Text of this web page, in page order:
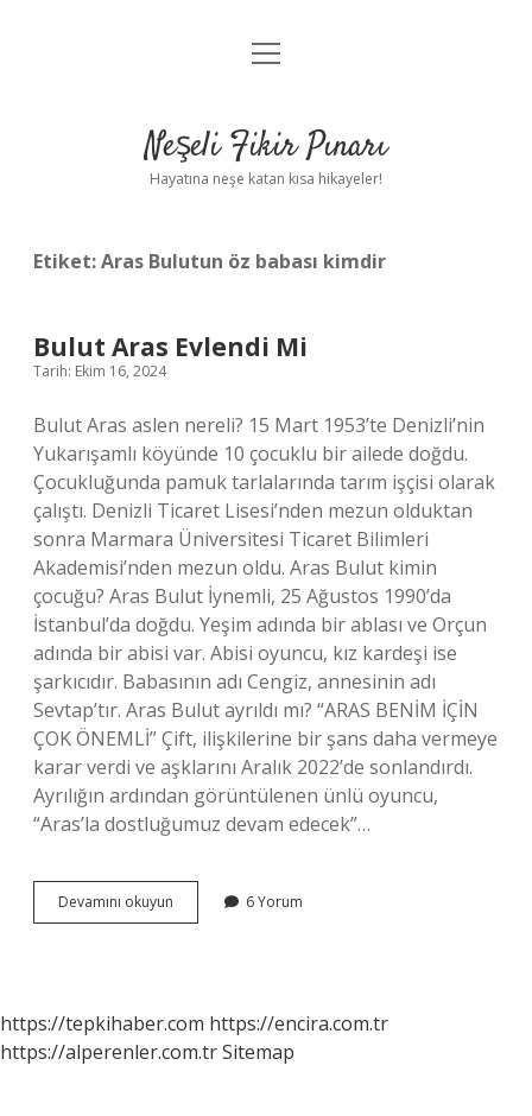
Anasayfa
Yasal Uyarı
menüyü
Neşeli Fikir Pınarı
Hayatına neşe katan kısa hikayeler!
Etiket:Aras Bulutun öz babası kimdir
Bulut Aras Evlendi Mi
Tarih: Ekim 16, 2024
Bulut Aras aslen nereli? 15 Mart 1953’te Denizli’nin
Yukarışamlı köyünde 10 çocuklu bir ailede doğdu.
Çocukluğunda pamuk tarlalarında tarım işçisi olarak
çalıştı. Denizli Ticaret Lisesi’nden mezun olduktan
sonra Marmara Üniversitesi Ticaret Bilimleri
Akademisi’nden mezun oldu. Aras Bulut kimin
çocuğu? Aras Bulut İynemli, 25 Ağustos 1990’da
İstanbul’da doğdu. Yeşim adında bir ablası ve Orçun
adında bir abisi var. Abisi oyuncu, kız kardeşi ise
şarkıcıdır. Babasının adı Cengiz, annesinin adı
Sevtap’tır. Aras Bulut ayrıldı mı? “ARAS BENİM İÇİN
ÇOK ÖNEMLİ” Çift, ilişkilerine bir şans daha vermeye
karar verdi ve aşklarını Aralık 2022’de sonlandırdı.
Ayrılığın ardından görüntülenen ünlü oyuncu,
“Aras’la dostluğumuz devam edecek”…
Devamını okuyun
Aras
6 Yorum
https://tepkihaber.com https://encira.com.tr
https://alperenler.com.trSitemap